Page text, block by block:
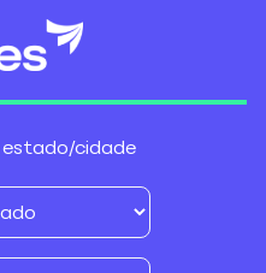
estado/cidade